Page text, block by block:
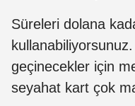
Süreleri dolana
geçinecekler için
seyahat kart çok